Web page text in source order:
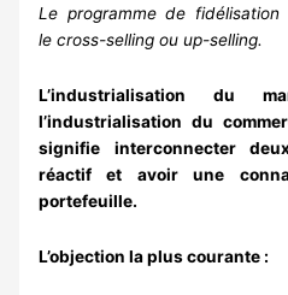
Le programme de
le cross-selling ou up-selling.
L’industrialisation du
l’industrialisation du
signifie interconnecter
réactif et avoir une
portefeuille.
L’objection la plus courante :